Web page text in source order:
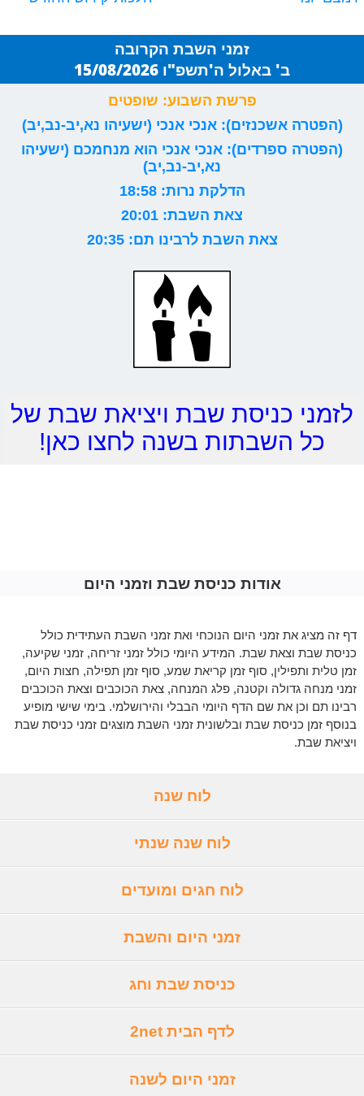
זמני השבת הקרובה
ב' באלול ה'תשפ"ו 15/08/2026
פרשת השבוע: שופטים
(הפטרה אשכנזים): אנכי אנכי (ישעיהו נא,יב-נב,יב)
(הפטרה ספרדים): אנכי אנכי הוא מנחמכם (ישעיהו
נא,יב-נב,יב)
הדלקת נרות: 18:58
צאת השבת: 20:01
צאת השבת לרבינו תם: 20:35
לזמני כניסת שבת ויציאת שבת של
כל השבתות בשנה לחצו כאן!
אודות כניסת שבת וזמני היום
דף זה מציג את זמני היום הנוכחי ואת זמני השבת העתידית כולל
כניסת שבת וצאת שבת. המידע היומי כולל זמני זריחה, זמני שקיעה,
זמן טלית ותפילין, סוף זמן קריאת שמע, סוף זמן תפילה, חצות היום,
זמני מנחה גדולה וקטנה, פלג המנחה, צאת הכוכבים וצאת הכוכבים
רבינו תם וכן את שם הדף היומי הבבלי והירושלמי. בימי שישי מופיע
בנוסף זמן כניסת שבת ובלשונית זמני השבת מוצגים זמני כניסת שבת
ויציאת שבת.
לוח שנה
לוח שנה שנתי
לוח חגים ומועדים
זמני היום והשבת
כניסת שבת וחג
לדף הבית 2net
זמני היום לשנה